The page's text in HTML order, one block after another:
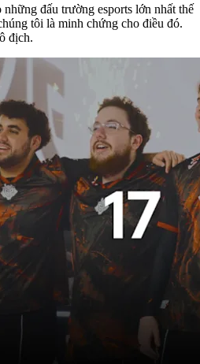
đấu trường esports lớn nhất thế
tôi là minh chứng cho điều đó.
địch.